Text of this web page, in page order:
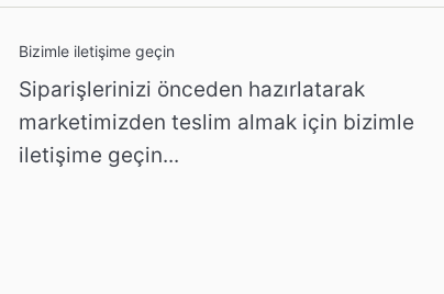
Bizimle iletişime geçin
Siparişlerinizi önceden hazırlatarak
marketimizden teslim almak için bizimle
iletişime geçin...